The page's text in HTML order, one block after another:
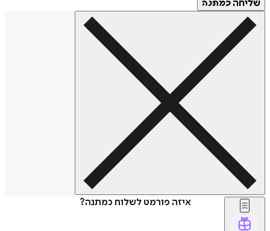
שליחה כמתנה
איזה פורמט לשלוח כמתנה?